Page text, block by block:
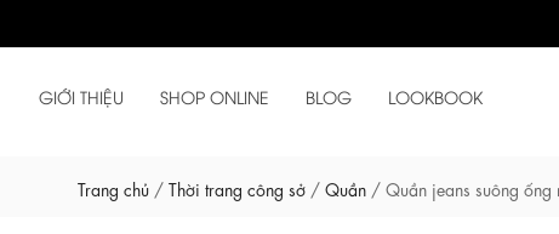
GIỚI THIỆU SHOP ONLINE BLOG LOOKBOOK
Trang chủ / Thời trang công sở / Quần / Quần jeans suông ống